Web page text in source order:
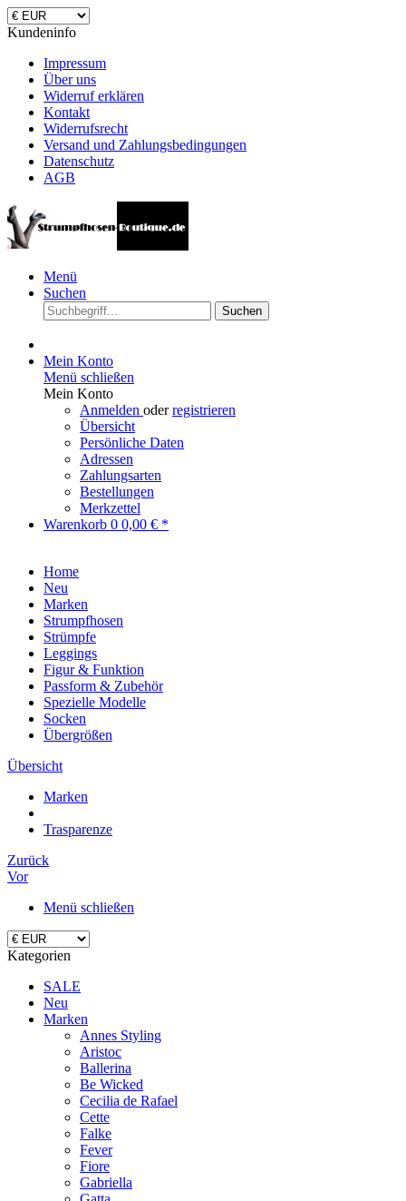
Kundeninfo
Impressum
Über uns
Widerruf erklären
Kontakt
Widerrufsrecht
Versand und Zahlungsbedingungen
Datenschutz
AGB
Menü
Suchen
Suchen
Mein Konto
Menü schließen
Mein Konto
Anmelden oderregistrieren
Übersicht
Persönliche Daten
Adressen
Zahlungsarten
Bestellungen
Merkzettel
Warenkorb 0 0,00 € *
Home
Neu
Marken
Strumpfhosen
Strümpfe
Leggings
Figur & Funktion
Passform & Zubehör
Spezielle Modelle
Socken
Übergrößen
Übersicht
Marken
Trasparenze
Zurück
Vor
Menü schließen
Kategorien
SALE
Neu
Marken
Annes Styling
Aristoc
Ballerina
Be Wicked
Cecilia de Rafael
Cette
Falke
Fever
Fiore
Gabriella